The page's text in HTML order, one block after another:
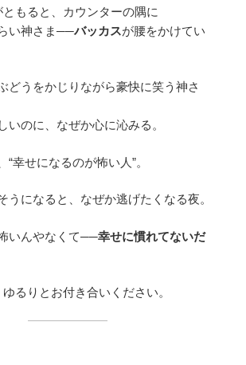
もると、カウンターの隅に
い神さま──バッカスが腰をかけてい
どうをかじりながら豪快に笑う神さ
いのに、なぜか心に沁みる。
幸せになるのが怖い人”。
うになると、なぜか逃げたくなる夜。
いんやなくて──幸せに慣れてないだ
るりとお付き合いください。